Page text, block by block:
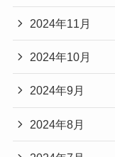
2024年11月
2024年10月
2024年9月
2024年8月